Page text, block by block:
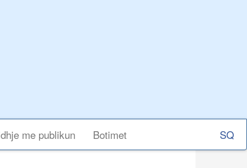
me publikun Botimet
Select
your